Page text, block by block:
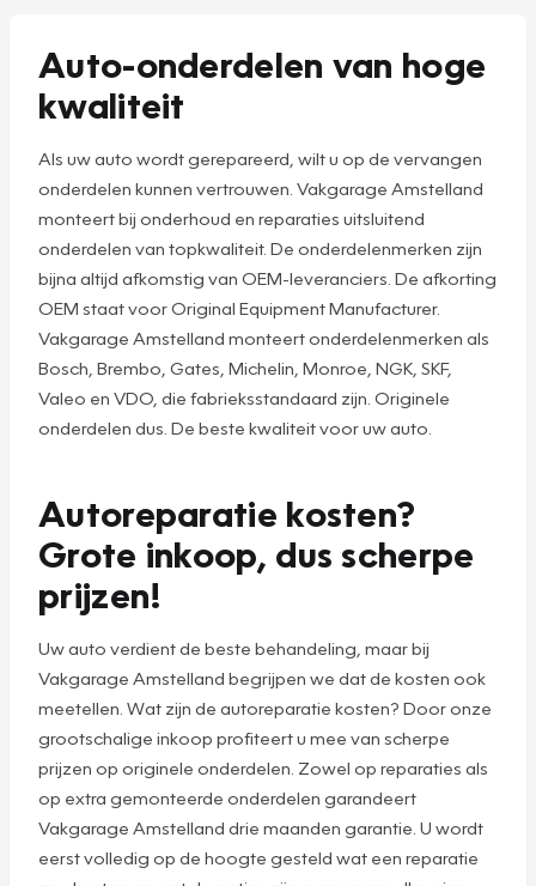
Auto-onderdelen van hoge
kwaliteit
Als uw auto wordt gerepareerd, wilt u op de vervangen
onderdelen kunnen vertrouwen. Vakgarage Amstelland
monteert bij onderhoud en reparaties uitsluitend
onderdelen van topkwaliteit. De onderdelenmerken zijn
bijna altijd afkomstig van OEM-leveranciers. De afkorting
OEM staat voor Original Equipment Manufacturer.
Vakgarage Amstelland monteert onderdelenmerken als
Bosch, Brembo, Gates, Michelin, Monroe, NGK, SKF,
Valeo en VDO, die fabrieksstandaard zijn. Originele
onderdelen dus. De beste kwaliteit voor uw auto.
Autoreparatie kosten?
Grote inkoop, dus scherpe
prijzen!
Uw auto verdient de beste behandeling, maar bij
Vakgarage Amstelland begrijpen we dat de kosten ook
meetellen. Wat zijn de autoreparatie kosten? Door onze
grootschalige inkoop profiteert u mee van scherpe
prijzen op originele onderdelen. Zowel op reparaties als
op extra gemonteerde onderdelen garandeert
Vakgarage Amstelland drie maanden garantie. U wordt
eerst volledig op de hoogte gesteld wat een reparatie